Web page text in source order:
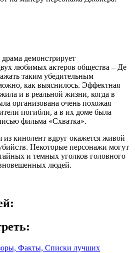
демонстрирует
любимых актеров общества – Де
таким убедительным
как выяснилось. Эффектная
и в реальной жизни, когда в
организована очень похожая
погибли, а в их доме была
фильма «Схватка».
из кинолент вдруг окажется живой
Некоторые персонажи могут
и темных уголков головного
людей.